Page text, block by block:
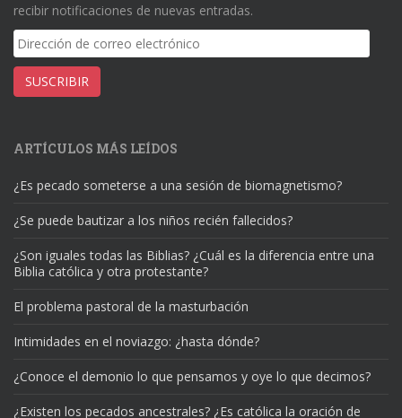
recibir notificaciones de nuevas entradas.
Dirección
de
correo
electrónico
SUSCRIBIR
ARTÍCULOS MÁS LEÍDOS
¿Es pecado someterse a una sesión de biomagnetismo?
¿Se puede bautizar a los niños recién fallecidos?
¿Son iguales todas las Biblias? ¿Cuál es la diferencia entre una
Biblia católica y otra protestante?
El problema pastoral de la masturbación
Intimidades en el noviazgo: ¿hasta dónde?
¿Conoce el demonio lo que pensamos y oye lo que decimos?
¿Existen los pecados ancestrales? ¿Es católica la oración de